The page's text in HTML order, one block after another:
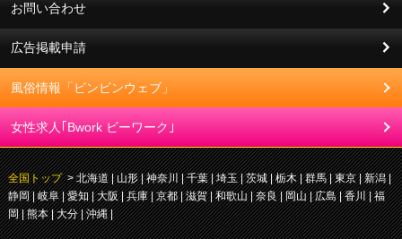
お問い合わせ
広告掲載申請
風俗情報「ビンビンウェブ」
女性求人｢Bwork ビーワーク｣
全国トップ>北海道 山形 神奈川 千葉 埼玉 茨城 栃木 群馬 東京 新潟
静岡 岐阜 愛知 大阪 兵庫 京都 滋賀 和歌山 奈良 岡山 広島 香川 福
岡 熊本 大分 沖縄